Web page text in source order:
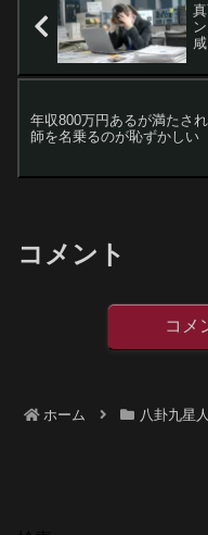
咸
年収800万円あるが満たさ
師を名乗るのが恥ずかしい
コメント
コメ
ホーム 八卦九星